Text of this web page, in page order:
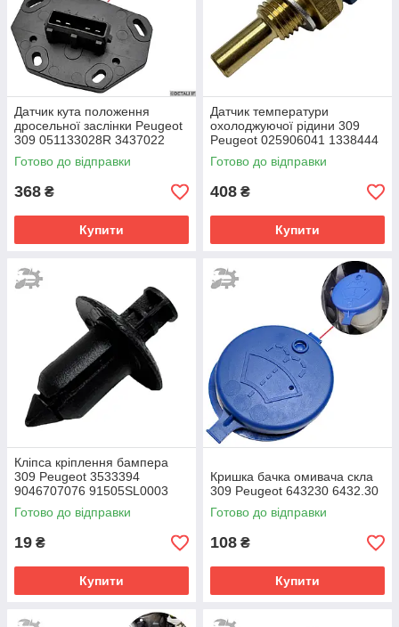
Датчик кута положення
дросельної заслінки Peugeot
309 051133028R 3437022
9945429
Готово до відправки
368 ₴
Купити
Датчик температури
охолоджуючої рідини 309
Peugeot 025906041 1338444
90080939 90410792
Готово до відправки
408 ₴
Купити
Кліпса кріплення бампера
309 Peugeot 3533394
9046707076 91505SL0003
Готово до відправки
19 ₴
Купити
Кришка бачка омивача скла
309 Peugeot 643230 6432.30
Готово до відправки
108 ₴
Купити